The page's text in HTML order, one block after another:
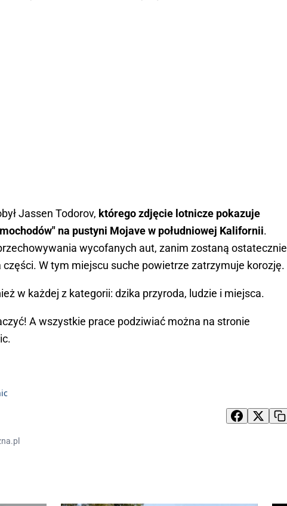
Jassen Todorov, którego zdjęcie lotnicze pokazuje
na pustyni Mojave w południowej Kalifornii.
wycofanych aut, zanim zostaną ostatecznie
W tym miejscu suche powietrze zatrzymuje korozję.
w każdej z kategorii: dzika przyroda, ludzie i miejsca.
A wszystkie prace podziwiać można na stronie